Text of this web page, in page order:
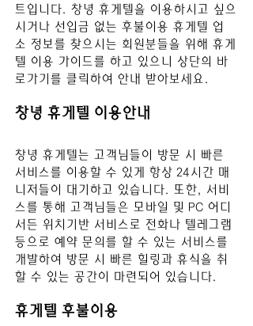
트입니다. 창녕 휴게텔을 이용하시고 싶으
시거나 선입금 없는 후불이용 휴게텔 업
소 정보를 찾으시는 회원분들을 위해 휴게
텔 이용 가이드를 하고 있으니 상단의 바
로가기를 클릭하여 안내 받아보세요.
창녕 휴게텔 이용안내
창녕 휴게텔는 고객님들이 방문 시 빠른
서비스를 이용할 수 있게 항상 24시간 매
니저들이 대기하고 있습니다. 또한, 서비
스를 통해 고객님들은 모바일 및 PC 어디
서든 위치기반 서비스로 전화나 텔레그램
등으로 예약 문의를 할 수 있는 서비스를
개발하여 방문 시 빠른 힐링과 휴식을 취
할 수 있는 공간이 마련되어 있습니다.
휴게텔 후불이용